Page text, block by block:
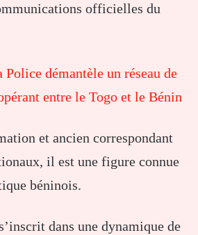
officielles du
Police démantèle un réseau de
entre le Togo et le Bénin
et ancien correspondant
il est une figure connue
béninois.
dans une dynamique de